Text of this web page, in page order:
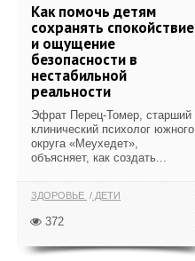
Как помочь детям
сохранять спокойствие
и ощущение
безопасности в
нестабильной
реальности
Эфрат Перец-Томер, старший
клинический психолог южного
округа «Меухедет»,
объясняет, как создать...
ЗДОРОВЬЕ ДЕТИ
372